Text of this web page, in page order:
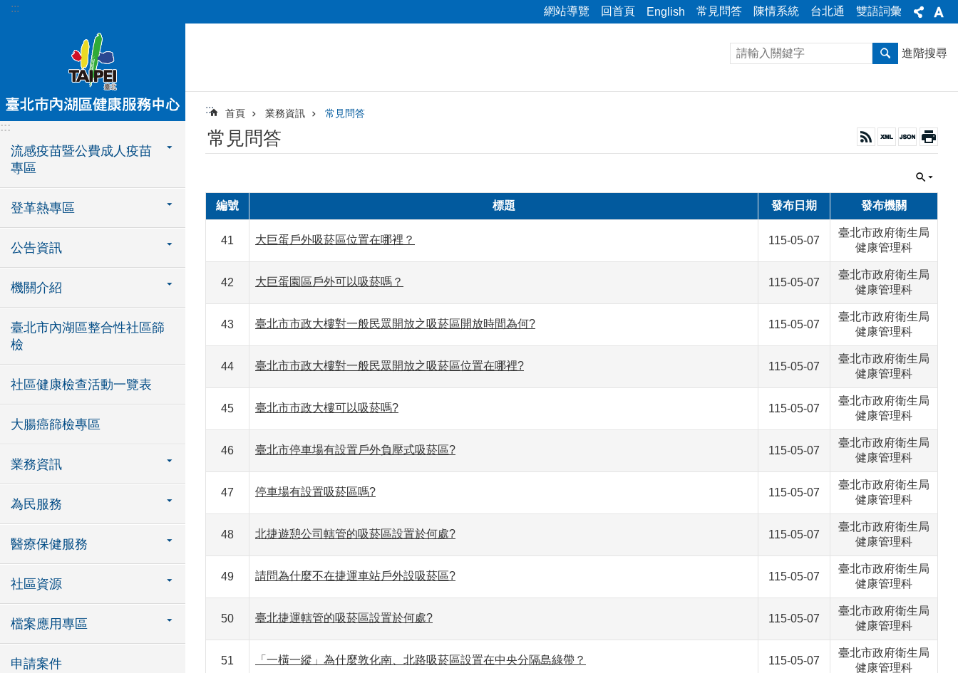
跳到主要內容區塊
::: 網站導覽 回首頁 English 常見問答 陳情系統 台北通 雙語詞彙
:::
流感疫苗暨公費成人疫苗
專區
登革熱專區
公告資訊
機關介紹
臺北市內湖區整合性社區篩
檢
社區健康檢查活動一覽表
大腸癌篩檢專區
業務資訊
為民服務
醫療保健服務
社區資源
檔案應用專區
申請案件
進階搜尋
::: 首頁 業務資訊 常見問答
常見問答
編號 標題 發布日期 發布機關
41 大巨蛋戶外吸菸區位置在哪裡？ 115-05-07
臺北市政府衛生局
健康管理科
42 大巨蛋園區戶外可以吸菸嗎？ 115-05-07
臺北市政府衛生局
健康管理科
43 臺北市市政大樓對一般民眾開放之吸菸區開放時間為何? 115-05-07
臺北市政府衛生局
健康管理科
44 臺北市市政大樓對一般民眾開放之吸菸區位置在哪裡? 115-05-07
臺北市政府衛生局
健康管理科
45 臺北市市政大樓可以吸菸嗎? 115-05-07
臺北市政府衛生局
健康管理科
46 臺北市停車場有設置戶外負壓式吸菸區? 115-05-07
臺北市政府衛生局
健康管理科
47 停車場有設置吸菸區嗎? 115-05-07
臺北市政府衛生局
健康管理科
48 北捷遊憩公司轄管的吸菸區設置於何處? 115-05-07
臺北市政府衛生局
健康管理科
49 請問為什麼不在捷運車站戶外設吸菸區? 115-05-07
臺北市政府衛生局
健康管理科
50 臺北捷運轄管的吸菸區設置於何處? 115-05-07
臺北市政府衛生局
健康管理科
51 「一橫一縱」為什麼敦化南、北路吸菸區設置在中央分隔島綠帶？ 115-05-07
臺北市政府衛生局
健康管理科